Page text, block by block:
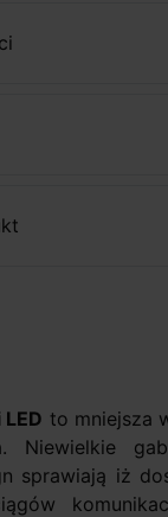
to mniejsza
Niewielkie
sprawiają iż